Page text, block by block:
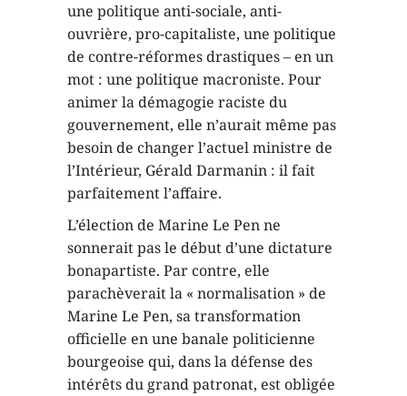
une politique anti-sociale, anti-
ouvrière, pro-capitaliste, une politique
de contre-réformes drastiques – en un
mot : une politique macroniste. Pour
animer la démagogie raciste du
gouvernement, elle n’aurait même pas
besoin de changer l’actuel ministre de
l’Intérieur, Gérald Darmanin : il fait
parfaitement l’affaire.
L’élection de Marine Le Pen ne
sonnerait pas le début d’une dictature
bonapartiste. Par contre, elle
parachèverait la « normalisation » de
Marine Le Pen, sa transformation
officielle en une banale politicienne
bourgeoise qui, dans la défense des
intérêts du grand patronat, est obligée